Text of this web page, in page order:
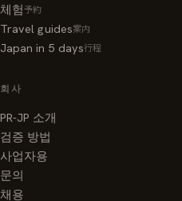
체험予約
Travel guides案内
Japan in 5 days行程
회사
PR-JP 소개
검증 방법
사업자용
문의
채용